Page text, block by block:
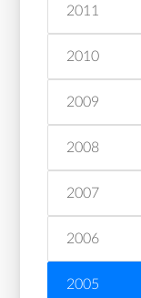
2011
2010
2009
2008
2007
2006
2005